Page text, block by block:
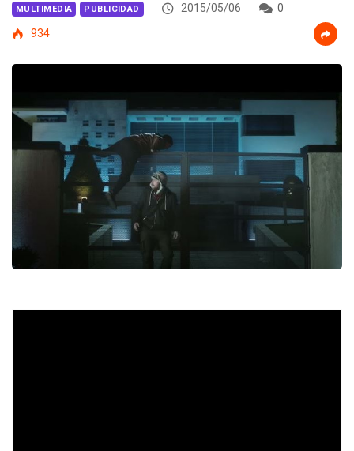
MULTIMEDIA PUBLICIDAD 2015/05/06
0
934